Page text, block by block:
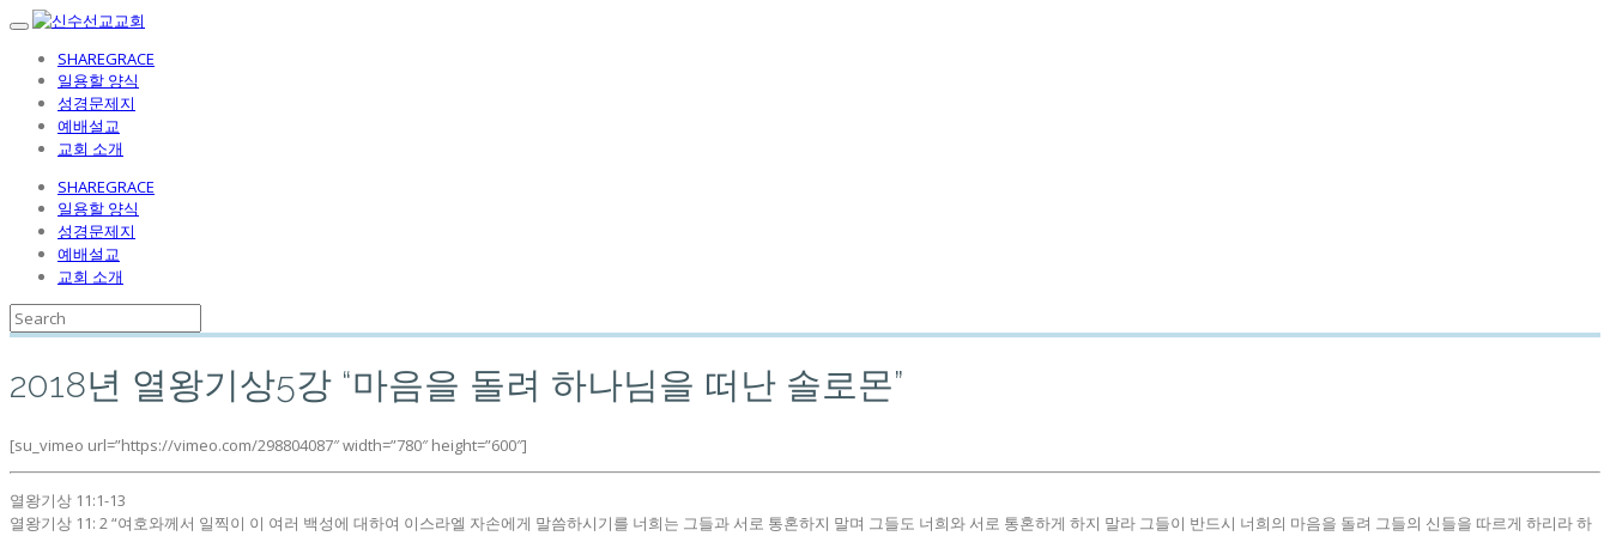
SHAREGRACE
일용할 양식
성경문제지
예배설교
교회 소개
SHAREGRACE
일용할 양식
성경문제지
예배설교
교회 소개
2018년 열왕기상5강 “마음을 돌려 하나님을 떠난 솔로몬”
[su_vimeo url=”https://vimeo.com/298804087″ width=”780″ height=”600″]
열왕기상 11:1-13
열왕기상 11: 2 “여호와께서 일찍이 이 여러 백성에 대하여 이스라엘 자손에게 말씀하시기를 너희는 그들과 서로 통혼하지 말며 그들도 너희와 서로 통혼하게 하지 말라 그들이 반드시 너희의 마음을 돌려 그들의 신들을 따르게 하리라 하